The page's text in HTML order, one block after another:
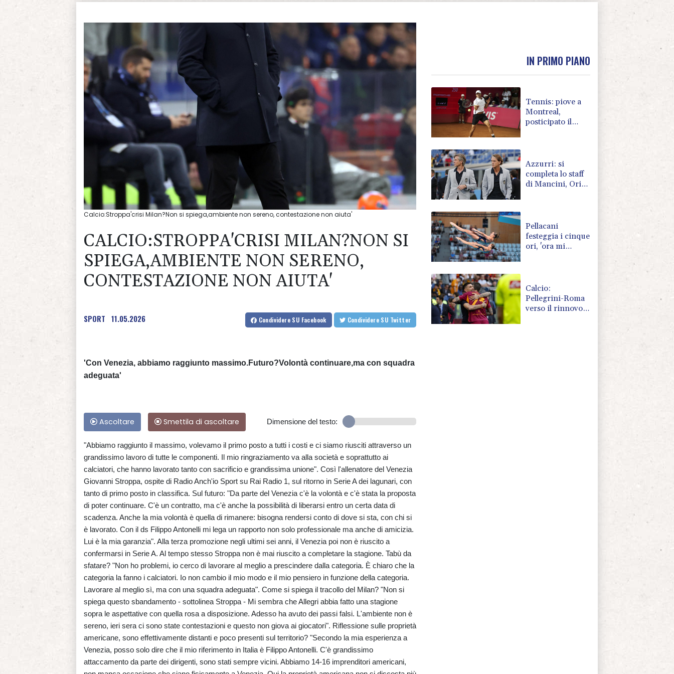
Calcio:Stroppa'crisi Milan?Non si spiega,ambiente non sereno, contestazione non aiuta'
CALCIO:STROPPA'CRISI MILAN?NON SI
SPIEGA,AMBIENTE NON SERENO,
CONTESTAZIONE NON AIUTA'
SPORT 11.05.2026 Condividere SU Facebook Condividere SU Twitter
'Con Venezia, abbiamo raggiunto massimo.Futuro?Volontà continuare,ma con squadra
adeguata'
Ascoltare Smettila di ascoltare Dimensione del testo:
"Abbiamo raggiunto il massimo, volevamo il primo posto a tutti i costi e ci siamo riusciti attraverso un
grandissimo lavoro di tutte le componenti. Il mio ringraziamento va alla società e soprattutto ai
calciatori, che hanno lavorato tanto con sacrificio e grandissima unione". Così l'allenatore del Venezia
Giovanni Stroppa, ospite di Radio Anch'io Sport su Rai Radio 1, sul ritorno in Serie A dei lagunari, con
tanto di primo posto in classifica. Sul futuro: "Da parte del Venezia c'è la volontà e c'è stata la proposta
di poter continuare. C'è un contratto, ma c'è anche la possibilità di liberarsi entro un certa data di
scadenza. Anche la mia volontà è quella di rimanere: bisogna rendersi conto di dove si sta, con chi si
è lavorato. Con il ds Filippo Antonelli mi lega un rapporto non solo professionale ma anche di amicizia.
Lui è la mia garanzia". Alla terza promozione negli ultimi sei anni, il Venezia poi non è riuscito a
confermarsi in Serie A. Al tempo stesso Stroppa non è mai riuscito a completare la stagione. Tabù da
sfatare? "Non ho problemi, io cerco di lavorare al meglio a prescindere dalla categoria. È chiaro che la
categoria la fanno i calciatori. Io non cambio il mio modo e il mio pensiero in funzione della categoria.
Lavorare al meglio sì, ma con una squadra adeguata". Come si spiega il tracollo del Milan? "Non si
spiega questo sbandamento - sottolinea Stroppa - Mi sembra che Allegri abbia fatto una stagione
sopra le aspettative con quella rosa a disposizione. Adesso ha avuto dei passi falsi. L'ambiente non è
sereno, ieri sera ci sono state contestazioni e questo non giova ai giocatori". Riflessione sulle proprietà
americane, sono effettivamente distanti e poco presenti sul territorio? "Secondo la mia esperienza a
Venezia, posso solo dire che il mio riferimento in Italia è Filippo Antonelli. C'è grandissimo
attaccamento da parte dei dirigenti, sono stati sempre vicini. Abbiamo 14-16 imprenditori americani,
IN PRIMO PIANO
Tennis: piove a
Montreal,
posticipato il
Azzurri: si
completa lo staff
di Mancini, Oriali
Pellacani
festeggia i cinque
ori, 'ora mi
Calcio:
Pellegrini-Roma
verso il rinnovo